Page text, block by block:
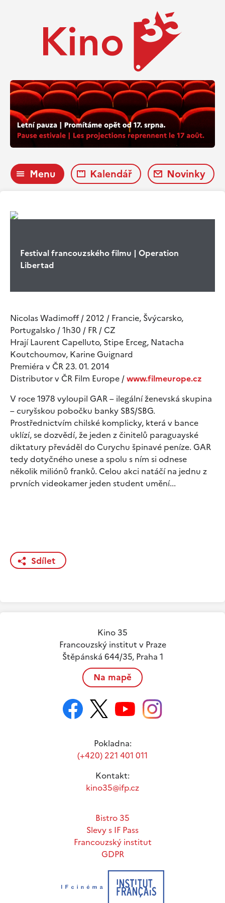
Menu Kalendář Novinky
Festival francouzského filmu | Operation
Libertad
Nicolas Wadimoff / 2012 / Francie, Švýcarsko,
Portugalsko / 1h30 / FR / CZ
Hrají Laurent Capelluto, Stipe Erceg, Natacha
Koutchoumov, Karine Guignard
Premiéra v ČR 23. 01. 2014
Distributor v ČR Film Europe /www.filmeurope.cz
V roce 1978 vyloupil GAR – ilegální ženevská skupina
– curyšskou pobočku banky SBS/SBG.
Prostřednictvím chilské komplicky, která v bance
uklízí, se dozvědí, že jeden z činitelů paraguayské
diktatury převáděl do Curychu špinavé peníze. GAR
tedy dotyčného unese a spolu s ním si odnese
několik miliónů franků. Celou akci natáčí na jednu z
prvních videokamer jeden student umění...
Sdílet
Kino 35
Francouzský institut v Praze
Štěpánská 644/35, Praha 1
Na mapě
Pokladna:
(+420) 221 401 011
Kontakt:
kino35@ifp.cz
Bistro 35
Slevy s IF Pass
Francouzský institut
GDPR